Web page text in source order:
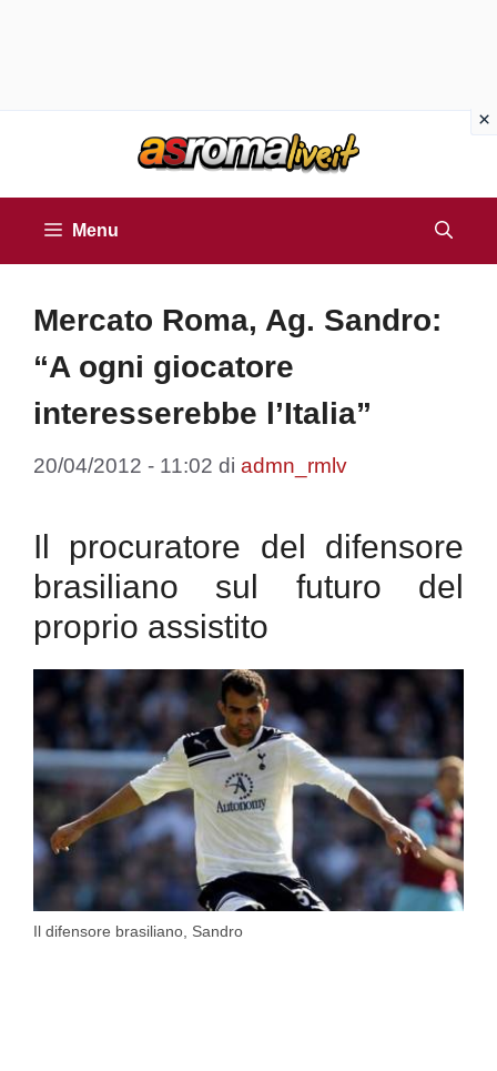
Menu
Mercato Roma, Ag. Sandro:
“A ogni giocatore
interesserebbe l’Italia”
20/04/2012 - 11:02 di admn_rmlv
Il procuratore del difensore
brasiliano sul futuro del
proprio assistito
Il difensore brasiliano, Sandro